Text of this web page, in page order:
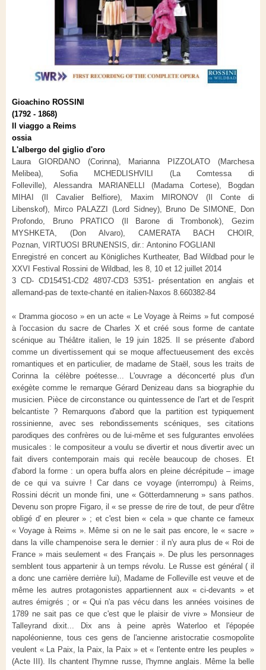
Gioachino ROSSINI
(1792 - 1868)
Il viaggo a Reims
ossia
L'albergo del giglio d'oro
Laura GIORDANO (Corinna), Marianna PIZZOLATO (Marchesa
Melibea), Sofia MCHEDLISHVILI (La Comtessa di
Folleville), Alessandra MARIANELLI (Madama Cortese), Bogdan
MIHAI (Il Cavalier Belfiore), Maxim MIRONOV (Il Conte di
Libenskof), Mirco PALAZZI (Lord Sidney), Bruno De SIMONE, Don
Profondo, Bruno PRATICO (Il Barone di Trombonok), Gezim
MYSHKETA, (Don Alvaro), CAMERATA BACH CHOIR,
Poznan, VIRTUOSI BRUNENSIS, dir.: Antonino FOGLIANI
Enregistré en concert au Königliches Kurtheater, Bad Wildbad pour le
XXVI Festival Rossini de Wildbad, les 8, 10 et 12 juillet 2014
3 CD- CD154'51-CD2 48'07-CD3 53'51- présentation en anglais et
allemand-pas de texte-chanté en italien-Naxos 8.660382-84
« Dramma giocoso » en un acte « Le Voyage à Reims » fut composé
à l'occasion du sacre de Charles X et créé sous forme de cantate
scénique au Théâtre italien, le 19 juin 1825. Il se présente d'abord
comme un divertissement qui se moque affectueusement des excès
romantiques et en particulier, de madame de Staël, sous les traits de
Corinna la célèbre poétesse... L'ouvrage a déconcerté plus d'un
exégète comme le remarque Gérard Denizeau dans sa biographie du
musicien. Pièce de circonstance ou quintessence de l'art et de l'esprit
belcantiste ? Remarquons d'abord que la partition est typiquement
rossinienne, avec ses rebondissements scéniques, ses citations
parodiques des confrères ou de lui-même et ses fulgurantes envolées
musicales : le compositeur a voulu se divertir et nous divertir avec un
fait divers contemporain mais qui recèle beaucoup de choses. Et
d'abord la forme : un opera buffa alors en pleine décrépitude – image
de ce qui va suivre ! Car dans ce voyage (interrompu) à Reims,
Rossini décrit un monde fini, une « Götterdamnerung » sans pathos.
Devenu son propre Figaro, il « se presse de rire de tout, de peur d'être
obligé d' en pleurer » ; et c'est bien « cela » que chante ce fameux
« Voyage à Reims ». Même si on ne le sait pas encore, le « sacre »
dans la ville champenoise sera le dernier : il n'y aura plus de « Roi de
France » mais seulement « des Français ». De plus les personnages
semblent tous appartenir à un temps révolu. Le Russe est général ( il
a donc une carrière derrière lui), Madame de Folleville est veuve et de
même les autres protagonistes appartiennent aux « ci-devants » et
autres émigrés ; or « Qui n'a pas vécu dans les années voisines de
1789 ne sait pas ce que c'est que le plaisir de vivre » Monsieur de
Talleyrand dixit... Dix ans à peine après Waterloo et l'épopée
napoléonienne, tous ces gens de l'ancienne aristocratie cosmopolite
veulent « La Paix, la Paix, la Paix » et « l'entente entre les peuples »
(Acte III). Ils chantent l'hymne russe, l'hymne anglais. Même la belle